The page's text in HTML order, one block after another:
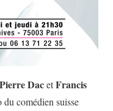
DacetFrancis
du comédien suisse